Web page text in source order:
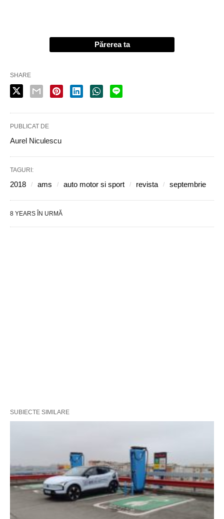
Părerea ta
SHARE
PUBLICAT DE
Aurel Niculescu
TAGURI:
2018 ams auto motor si sport revista septembrie
8 YEARS ÎN URMĂ
SUBIECTE SIMILARE